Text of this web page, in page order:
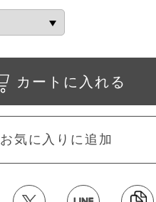
カートに入れる
お気に入りに追加